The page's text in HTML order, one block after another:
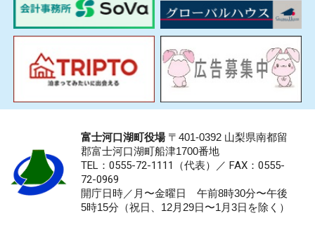
富士河口湖町役場〒401-0392 山梨県南都留
郡富士河口湖町船津1700番地
TEL：0555-72-1111 （代表）／ FAX：0555-
72-0969
開庁日時／月〜金曜日 午前8時30分〜午後
5時15分（祝日、12月29日〜1月3日を除く）